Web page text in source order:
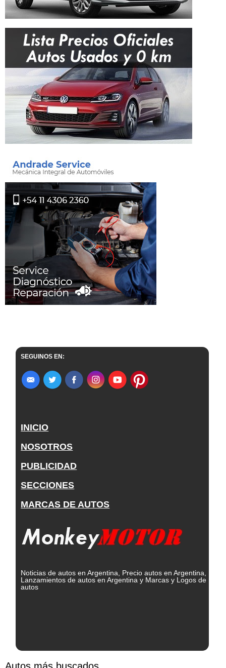
SEGUINOS EN:
INICIO
NOSOTROS
PUBLICIDAD
SECCIONES
MARCAS DE AUTOS
Noticias de autos en Argentina, Precio autos en Argentina,
Lanzamientos de autos en Argentina y Marcas y Logos de
autos